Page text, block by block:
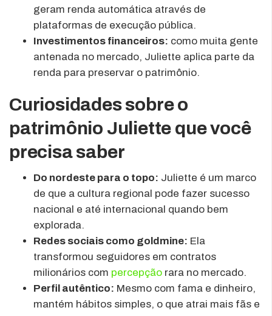
geram renda automática através de
plataformas de execução pública.
Investimentos financeiros: como muita gente
antenada no mercado, Juliette aplica parte da
renda para preservar o patrimônio.
Curiosidades sobre o
patrimônio Juliette que você
precisa saber
Do nordeste para o topo: Juliette é um marco
de que a cultura regional pode fazer sucesso
nacional e até internacional quando bem
explorada.
Redes sociais como goldmine: Ela
transformou seguidores em contratos
milionários com percepção rara no mercado.
Perfil autêntico: Mesmo com fama e dinheiro,
mantém hábitos simples, o que atrai mais fãs e